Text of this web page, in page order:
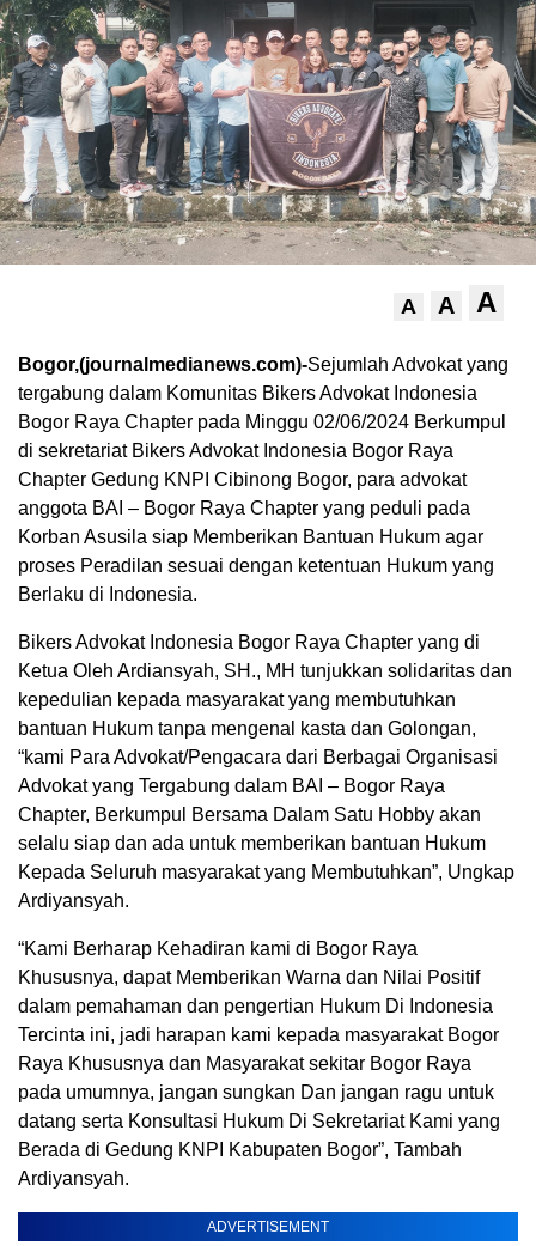
A A A
Bogor,(journalmedianews.com)-Sejumlah Advokat yang
tergabung dalam Komunitas Bikers Advokat Indonesia
Bogor Raya Chapter pada Minggu 02/06/2024 Berkumpul
di sekretariat Bikers Advokat Indonesia Bogor Raya
Chapter Gedung KNPI Cibinong Bogor, para advokat
anggota BAI – Bogor Raya Chapter yang peduli pada
Korban Asusila siap Memberikan Bantuan Hukum agar
proses Peradilan sesuai dengan ketentuan Hukum yang
Berlaku di Indonesia.
Bikers Advokat Indonesia Bogor Raya Chapter yang di
Ketua Oleh Ardiansyah, SH., MH tunjukkan solidaritas dan
kepedulian kepada masyarakat yang membutuhkan
bantuan Hukum tanpa mengenal kasta dan Golongan,
“kami Para Advokat/Pengacara dari Berbagai Organisasi
Advokat yang Tergabung dalam BAI – Bogor Raya
Chapter, Berkumpul Bersama Dalam Satu Hobby akan
selalu siap dan ada untuk memberikan bantuan Hukum
Kepada Seluruh masyarakat yang Membutuhkan”, Ungkap
Ardiyansyah.
“Kami Berharap Kehadiran kami di Bogor Raya
Khususnya, dapat Memberikan Warna dan Nilai Positif
dalam pemahaman dan pengertian Hukum Di Indonesia
Tercinta ini, jadi harapan kami kepada masyarakat Bogor
Raya Khususnya dan Masyarakat sekitar Bogor Raya
pada umumnya, jangan sungkan Dan jangan ragu untuk
datang serta Konsultasi Hukum Di Sekretariat Kami yang
Berada di Gedung KNPI Kabupaten Bogor”, Tambah
Ardiyansyah.
ADVERTISEMENT